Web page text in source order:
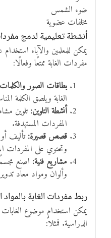
ضوء الشمس
مخلفات عضوية
أنشطة تعليمية لدمج
يمكن للمعلمين والآباء
مفردات الغابة ممتعًا وفعالًا:
بطاقات الصور
الغابة ويلصق الكلمة
أنشطة التلوين:تلوين
المفردات المستهدفة.
قصص قصيرة:تأليف
وتحتوي على المفردات
مشاريع فنية: اصنع
وألوان ومواد معاد
ربط مفردات الغابة
يمكن استخدام موضوع الغابات
الدراسية. فمثلاً: